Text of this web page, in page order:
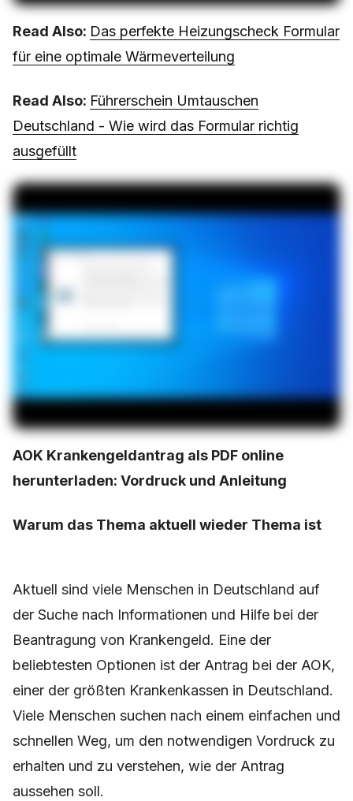
Read Also: Das perfekte Heizungscheck Formular
für eine optimale Wärmeverteilung
Read Also: Führerschein Umtauschen
Deutschland - Wie wird das Formular richtig
ausgefüllt
AOK Krankengeldantrag als PDF online
herunterladen: Vordruck und Anleitung
Warum das Thema aktuell wieder Thema ist
Aktuell sind viele Menschen in Deutschland auf
der Suche nach Informationen und Hilfe bei der
Beantragung von Krankengeld. Eine der
beliebtesten Optionen ist der Antrag bei der AOK,
einer der größten Krankenkassen in Deutschland.
Viele Menschen suchen nach einem einfachen und
schnellen Weg, um den notwendigen Vordruck zu
erhalten und zu verstehen, wie der Antrag
aussehen soll.